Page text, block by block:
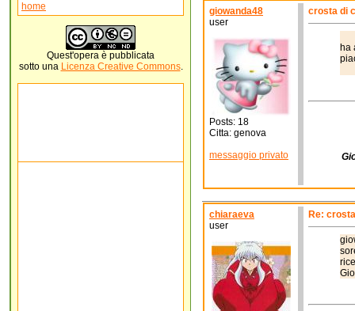
home
Quest'opera è pubblicata
sotto una Licenza Creative Commons.
giowanda48
user
Posts: 18
Citta: genova
messaggio privato
crosta di
ha
chiaraeva
user
Re: